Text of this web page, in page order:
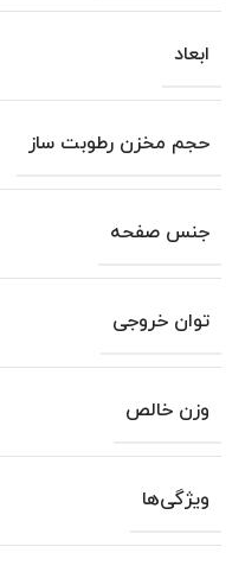
ابعاد
حجم مخزن رطوبت‌ ساز
جنس صفحه
توان خروجی
وزن خالص
ویژگی‌ها